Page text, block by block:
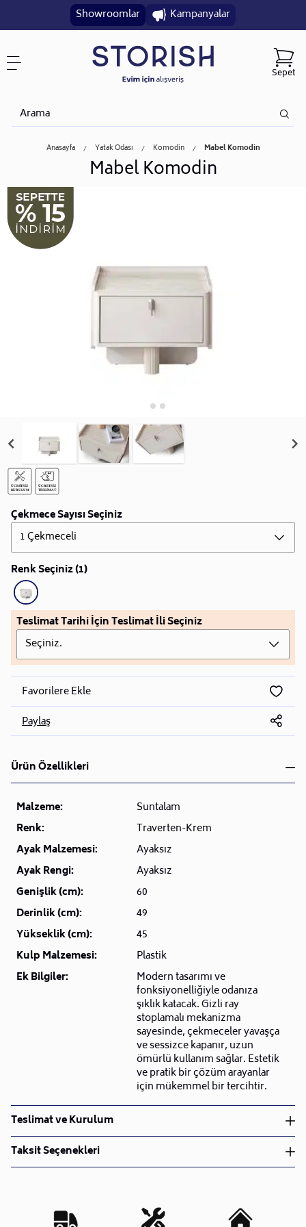
Showroomlar Kampanyalar
Sepet
Anasayfa Yatak Odası Komodin Mabel Komodin
Mabel Komodin
Çekmece Sayısı Seçiniz
1 Çekmeceli
Renk Seçiniz (1)
Teslimat Tarihi İçin Teslimat İli Seçiniz
Seçiniz.
Favorilere Ekle
Paylaş
Ürün Özellikleri
Malzeme:
Suntalam
Renk:
Traverten-Krem
Ayak Malzemesi:
Ayaksız
Ayak Rengi:
Ayaksız
Genişlik (cm):
60
Derinlik (cm):
49
Yükseklik (cm):
45
Kulp Malzemesi:
Plastik
Ek Bilgiler:
Modern tasarımı ve
fonksiyonelliğiyle odanıza
şıklık katacak. Gizli ray
stoplamalı mekanizma
sayesinde, çekmeceler yavaşça
ve sessizce kapanır, uzun
ömürlü kullanım sağlar. Estetik
ve pratik bir çözüm arayanlar
için mükemmel bir tercihtir.
Teslimat ve Kurulum
Teslimat ve Kurulum
• Siparişlerinizi aldıktan sonra en kısa sürede işleme
Kargo süreçlerimizi güçlü lojistik ağımızla
Taksit Seçenekleri